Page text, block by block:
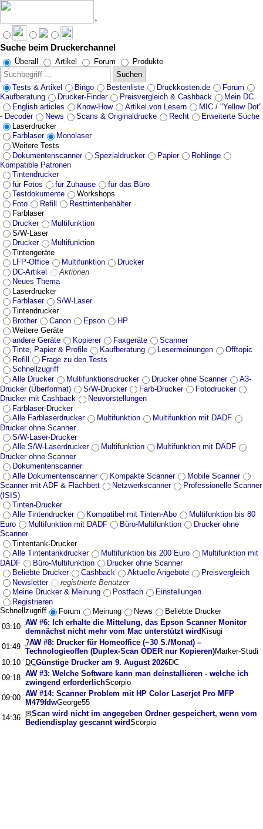
↑
Suche beim Druckerchannel
Überall Artikel Forum
Produkte
Suchen
Tests & Artikel
Bingo Bestenliste Druckkosten.de
Forum
Kaufberatung
Drucker-Finder Preisvergleich & Cashback
Mein DC
English articles
Know-How Artikel von Lesern
MIC / "Yellow Dot"
- Decoder
News Scans & Originaldrucke Recht
Erweiterte Suche
Laserdrucker
Farblaser
Monolaser
Weitere Tests
Dokumentenscanner
Spezialdrucker Papier
Rohlinge
Kompatible Patronen
Tintendrucker
für Fotos
für Zuhause
für das Büro
Testdokumente
Workshops
Foto
Refill
Resttintenbehälter
Farblaser
Drucker
Multifunktion
S/W-Laser
Drucker
Multifunktion
Tintengeräte
LFP-Office
Multifunktion
Drucker
DC-Artikel
Aktionen
Neues Thema
Laserdrucker
Farblaser
S/W-Laser
Tintendrucker
Brother
Canon Epson
HP
Weitere Geräte
andere Geräte
Kopierer Faxgeräte
Scanner
Tinte, Papier & Profile
Kaufberatung Lesermeinungen
Offtopic
Refill
Frage zu den Tests
Schnellzugriff
Alle Drucker
Multifunktionsdrucker Drucker ohne Scanner
A3-
Drucker (Überformat)
S/W-Drucker Farb-Drucker
Fotodrucker
Drucker mit Cashback
Neuvorstellungen
Farblaser-Drucker
Alle Farblaserdrucker
Multifunktion
Multifunktion mit DADF
Drucker ohne Scanner
S/W-Laser-Drucker
Alle S/W-Laserdrucker
Multifunktion
Multifunktion mit DADF
Drucker ohne Scanner
Dokumentenscanner
Alle Dokumentenscanner
Kompakte Scanner
Mobile Scanner
Scanner mit ADF & Flachbett
Netzwerkscanner
Professionelle Scanner
(ISIS)
Tinten-Drucker
Alle Tintendrucker
Kompatibel mit Tinten-Abo
Multifunktion bis 80
Euro
Multifunktion mit DADF Büro-Multifunktion
Drucker ohne
Scanner
Tintentank-Drucker
Alle Tintentankdrucker
Multifunktion bis 200 Euro
Multifunktion mit
DADF
Büro-Multifunktion
Drucker ohne Scanner
Beliebte Drucker
Cashback Aktuelle Angebote
Preisvergleich
Newsletter
registrierte Benutzer
Meine Drucker & Meinung
Postfach
Einstellungen
Registrieren
Schnellzugriff
Forum Meinung News
Beliebte Drucker
03:10 AW #6: Ich erhalte die Mittelung, das Epson Scanner Monitor
demnächst nicht mehr vom Mac unterstützt wird Kisugi
01:49 ?AW #8: Drucker für Homeoffice (~30 S./Monat) –
Technologieoffen (Duplex-Scan ODER nur Kopieren)Marker-Studi
10:10
DCGünstige Drucker am 9. August 2026DC
09:18 AW #3: Welche Software kann man deinstallieren - welche ich
zwingend erforderlichScorpio
09:00 AW #14: Scanner Problem mit HP Color Laserjet Pro MFP
M479fdwGeorge55
14:36 ✉Scan wird nicht im angegeben Ordner gespeichert, wenn vom
Bediendisplay gescannt wirdScorpio
Angebote werden geladen...